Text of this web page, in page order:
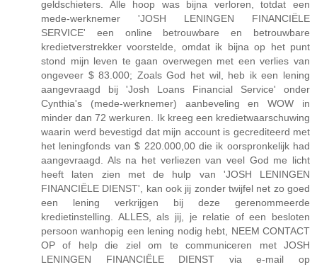
geldschieters. Alle hoop was bijna verloren, totdat een
mede-werknemer 'JOSH LENINGEN FINANCIËLE
SERVICE' een online betrouwbare en betrouwbare
kredietverstrekker voorstelde, omdat ik bijna op het punt
stond mijn leven te gaan overwegen met een verlies van
ongeveer $ 83.000; Zoals God het wil, heb ik een lening
aangevraagd bij 'Josh Loans Financial Service' onder
Cynthia's (mede-werknemer) aanbeveling en WOW in
minder dan 72 werkuren. Ik kreeg een kredietwaarschuwing
waarin werd bevestigd dat mijn account is gecrediteerd met
het leningfonds van $ 220.000,00 die ik oorspronkelijk had
aangevraagd. Als na het verliezen van veel God me licht
heeft laten zien met de hulp van 'JOSH LENINGEN
FINANCIËLE DIENST', kan ook jij zonder twijfel net zo goed
een lening verkrijgen bij deze gerenommeerde
kredietinstelling. ALLES, als jij, je relatie of een besloten
persoon wanhopig een lening nodig hebt, NEEM CONTACT
OP of help die ziel om te communiceren met JOSH
LENINGEN FINANCIËLE DIENST via e-mail op